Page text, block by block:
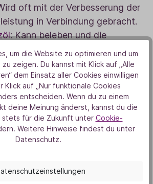
oft mit der Verbesserung der
in Verbindung gebracht.
: Kann beleben und die
um die Website zu optimieren und um
zeigen. Du kannst mit Klick auf „Alle
dem Einsatz aller Cookies einwilligen
Klick auf „Nur funktionale Cookies
entscheiden. Wenn du zu einem
deine Meinung änderst, kannst du die
stets für die Zukunft unter Cookie-
Weitere Hinweise findest du unter
Datenschutz.